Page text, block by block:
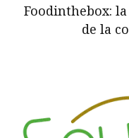
Foodinthebox:
de la